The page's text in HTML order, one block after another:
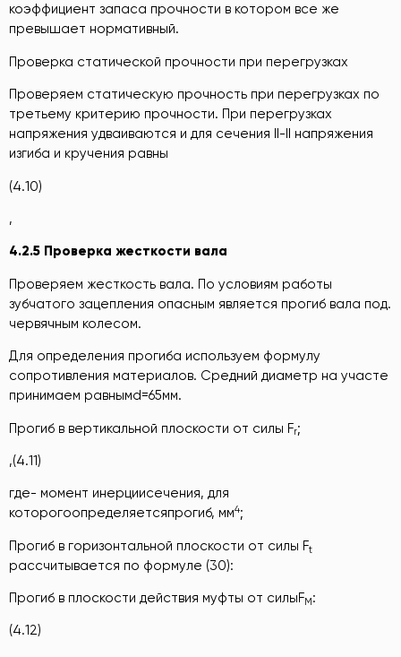
коэффициент запаса прочности в котором все же
превышает нормативный.
Проверка статической прочности при перегрузках
Проверяем статическую прочность при перегрузках по
третьему критерию прочности. При перегрузках
напряжения удваиваются и для сечения II-II напряжения
изгиба и кручения равны
(4.10)
,
4.2.5 Проверка жесткости вала
Проверяем жесткость вала. По условиям работы
зубчатого зацепления опасным является прогиб вала под.
червячным колесом.
Для определения прогиба используем формулу
сопротивления материалов. Средний диаметр на участе
принимаем равнымd=65мм.
Прогиб в вертикальной плоскости от силы Fr;
,(4.11)
где- момент инерциисечения, для
которогоопределяетсяпрогиб, мм4;
Прогиб в горизонтальной плоскости от силы Ft
рассчитывается по формуле (30):
Прогиб в плоскости действия муфты от силыFM:
(4.12)